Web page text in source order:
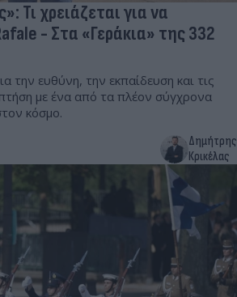
Τι χρειάζεται για να
- Στα «Γεράκια» της 332
την ευθύνη, την εκπαίδευση και τις
με ένα από τα πλέον σύγχρονα
κόσμο.
Δημήτρης
Κρικέλας